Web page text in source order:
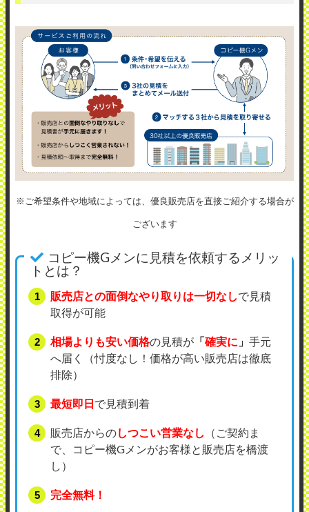
※ご希望条件や地域によっては、優良販売店を直接ご紹介する場合が
ございます
コピー機Gメンに見積を依頼するメリッ
トとは？
販売店との面倒なやり取りは一切なしで見積
取得が可能
相場よりも安い価格の見積が 「確実に 」 手元
へ届く（忖度なし！価格が高い販売店は徹底
排除）
最短即日で見積到着
販売店からのしつこい営業なし
（ご契約ま
で、コピー機Gメンがお客様と販売店を橋渡
し）
完全無料！